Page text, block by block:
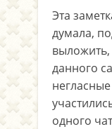
Эта
думала,
выложить,
данного
одного